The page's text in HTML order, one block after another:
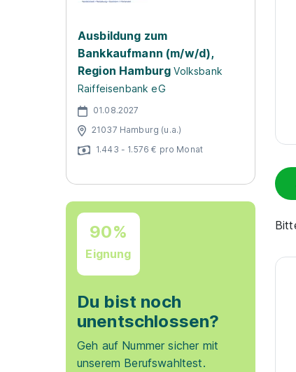
Ausbildung zum
Bankkaufmann (m/w/d),
Region Hamburg Volksbank
Raiffeisenbank eG
01.08.2027
21037 Hamburg (u.a.)
1.443 - 1.576 € pro Monat
90%
Eignung
Du bist noch
unentschlossen?
Geh auf Nummer sicher mit
unserem Berufswahltest.